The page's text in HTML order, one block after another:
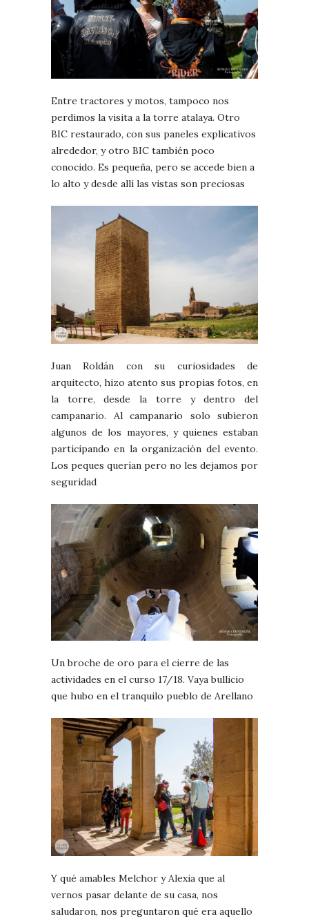
Entre tractores y motos, tampoco nos
perdimos la visita a la torre atalaya. Otro
BIC restaurado, con sus paneles explicativos
alrededor, y otro BIC también poco
conocido. Es pequeña, pero se accede bien a
lo alto y desde allí las vistas son preciosas
Juan Roldán con su curiosidades de
arquitecto, hizo atento sus propias fotos, en
la torre, desde la torre y dentro del
campanario. Al campanario solo subieron
algunos de los mayores, y quienes estaban
participando en la organización del evento.
Los peques querían pero no les dejamos por
seguridad
Un broche de oro para el cierre de las
actividades en el curso 17/18. Vaya bullicio
que hubo en el tranquilo pueblo de Arellano
Y qué amables Melchor y Alexia que al
vernos pasar delante de su casa, nos
saludaron, nos preguntaron qué era aquello